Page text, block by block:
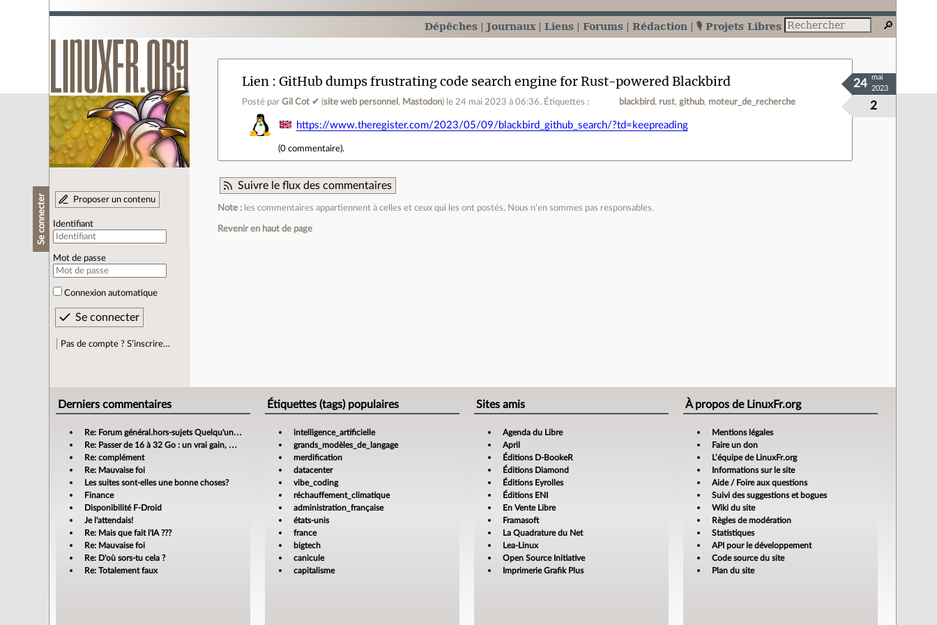
Dépêches Journaux Liens Forums Rédaction 🎙️ Projets Libres
Se connecter Proposer un contenu
Identifiant
Mot de passe
Connexion automatique
Pas de compte ? S’inscrire…
Lien GitHub dumps frustrating code search engine for Rust-powered Blackbird
Posté parGil Cot ✔ (site web personnel , Mastodon) le 24 mai 2023 à 06:36. Étiquettes : blackbird rust github moteur_de_recherche 2
24
mai
2023
https://www.theregister.com/2023/05/09/blackbird_github_search/?td=keepreading
(0 commentaire).
Suivre le flux des commentaires
Note : les commentaires appartiennent à celles et ceux qui les ont postés. Nous n’en sommes pas responsables.
Revenir en haut de page
Derniers commentaires
Re: Forum général.hors-sujets Quelqu'un a déjà confié sa compta à un cabinet d'expertise comptable en ligne ?
Re: Passer de 16 à 32 Go : un vrai gain, mais jusqu’où ?
Re: complément
Re: Mauvaise foi
Les suites sont-elles une bonne choses?
Finance
Disponibilité F-Droid
Je l'attendais!
Re: Mais que fait l'IA ???
Re: Mauvaise foi
Re: D'où sors-tu cela ?
Re: Totalement faux
Étiquettes (tags) populaires
intelligence_artificielle
grands_modèles_de_langage
merdification
datacenter
vibe_coding
réchauffement_climatique
administration_française
états-unis
france
bigtech
canicule
capitalisme
Sites amis
Agenda du Libre
April
Éditions D-BookeR
Éditions Diamond
Éditions Eyrolles
Éditions ENI
En Vente Libre
Framasoft
La Quadrature du Net
Lea-Linux
Open Source Initiative
Imprimerie Grafik Plus
À propos de LinuxFr.org
Mentions légales
Faire un don
L’équipe de LinuxFr.org
Informations sur le site
Aide / Foire aux questions
Suivi des suggestions et bogues
Wiki du site
Règles de modération
Statistiques
API pour le développement
Code source du site
Plan du site